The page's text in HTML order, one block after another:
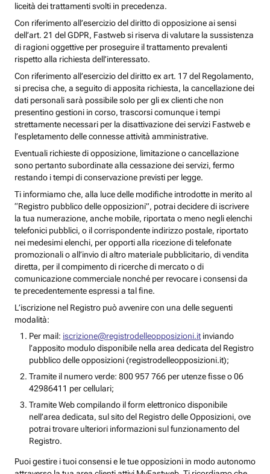
liceità dei trattamenti svolti in precedenza.
Con riferimento all’esercizio del diritto di opposizione ai sensi
dell’art. 21 del GDPR, Fastweb si riserva di valutare la sussistenza
di ragioni oggettive per proseguire il trattamento prevalenti
rispetto alla richiesta dell’interessato.
Con riferimento all’esercizio del diritto ex art. 17 del Regolamento,
si precisa che, a seguito di apposita richiesta, la cancellazione dei
dati personali sarà possibile solo per gli ex clienti che non
presentino gestioni in corso, trascorsi comunque i tempi
strettamente necessari per la disattivazione dei servizi Fastweb e
l’espletamento delle connesse attività amministrative.
Eventuali richieste di opposizione, limitazione o cancellazione
sono pertanto subordinate alla cessazione dei servizi, fermo
restando i tempi di conservazione previsti per legge.
Ti informiamo che, alla luce delle modifiche introdotte in merito al
“Registro pubblico delle opposizioni”, potrai decidere di iscrivere
la tua numerazione, anche mobile, riportata o meno negli elenchi
telefonici pubblici, o il corrispondente indirizzo postale, riportato
nei medesimi elenchi, per opporti alla ricezione di telefonate
promozionali o all’invio di altro materiale pubblicitario, di vendita
diretta, per il compimento di ricerche di mercato o di
comunicazione commerciale nonché per revocare i consensi da
te precedentemente espressi a tal fine.
L’iscrizione nel Registro può avvenire con una delle seguenti
modalità:
Per mail: iscrizione@registrodelleopposizioni.it inviando
l’apposito modulo disponibile nella area dedicata del Registro
pubblico delle opposizioni (registrodelleopposizioni.it);
Tramite il numero verde: 800 957 766 per utenze fisse o 06
42986411 per cellulari;
Tramite Web compilando il form elettronico disponibile
nell’area dedicata, sul sito del Registro delle Opposizioni, ove
potrai trovare ulteriori informazioni sul funzionamento del
Registro.
Puoi gestire i tuoi consensi e le tue opposizioni in modo autonomo